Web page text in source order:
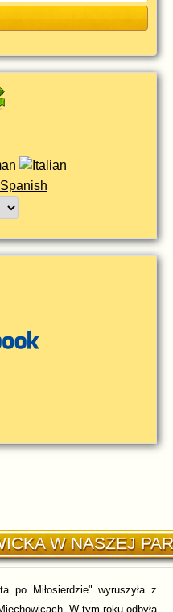
W NASZEJ
po Miłosierdzie" wyruszyła z
W tym roku odbyła